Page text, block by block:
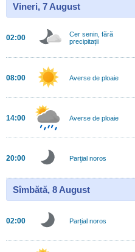
Vineri, 7 August
02:00
Cer senin, fără
precipitații
08:00 Averse de ploaie
14:00 Averse de ploaie
20:00 Parţial noros
Sîmbătă, 8 August
02:00 Parțial noros